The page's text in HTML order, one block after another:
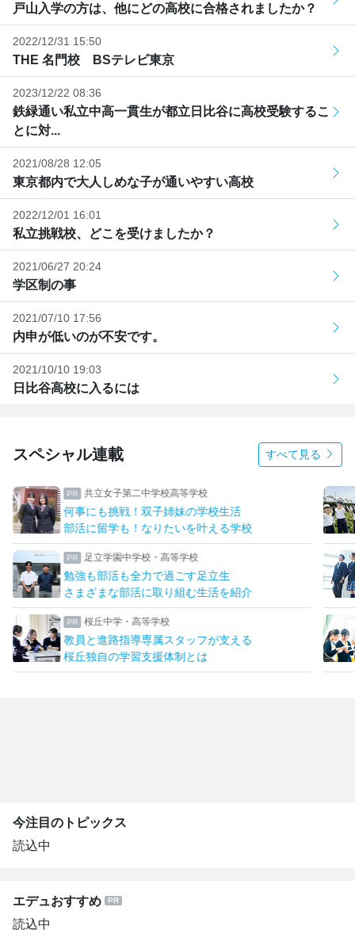
戸山入学の方は、他にどの高校に合格されましたか？
2022/12/31 15:50
THE 名門校 BSテレビ東京
2023/12/22 08:36
鉄緑通い私立中高一貫生が都立日比谷に高校受験するこ
とに対...
2021/08/28 12:05
東京都内で大人しめな子が通いやすい高校
2022/12/01 16:01
私立挑戦校、どこを受けましたか？
2021/06/27 20:24
学区制の事
2021/07/10 17:56
内申が低いのが不安です。
2021/10/10 19:03
日比谷高校に入るには
スペシャル連載 すべて見る
共立女子第二中学校高等学校
何事にも挑戦！双子姉妹の学校生活
部活に留学も！なりたいを叶える学校
足立学園中学校・高等学校
勉強も部活も全力で過ごす足立生
さまざまな部活に取り組む生活を紹介
桜丘中学・高等学校
教員と進路指導専属スタッフが支える
桜丘独自の学習支援体制とは
今注目のトピックス
読込中
エデュおすすめ
読込中